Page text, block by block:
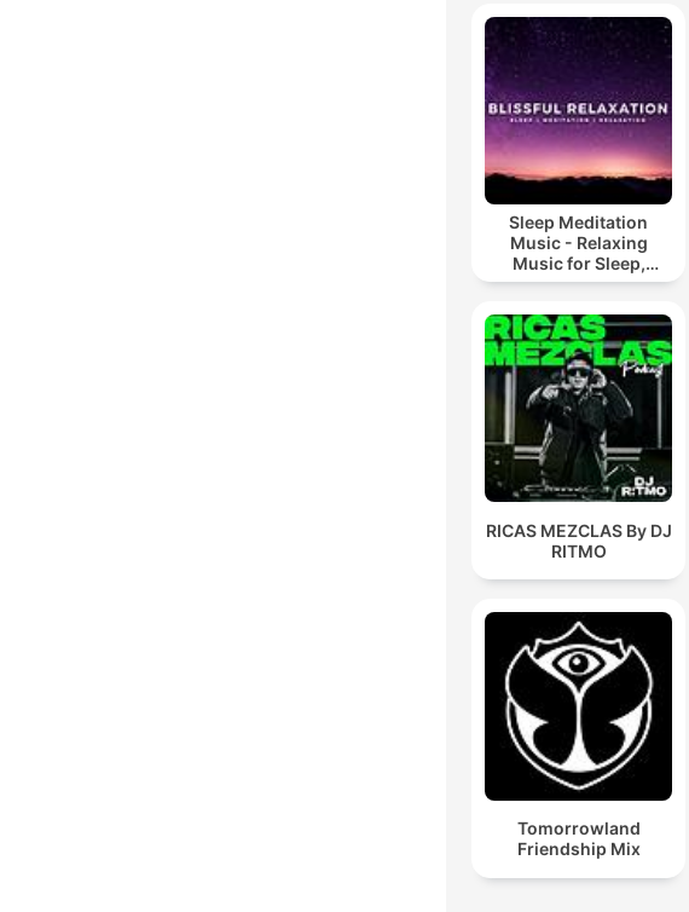
Sleep Meditation
Music - Relaxing
Music for Sleep,
Meditation &
RICAS MEZCLAS By DJ
RITMO
Tomorrowland
Friendship Mix